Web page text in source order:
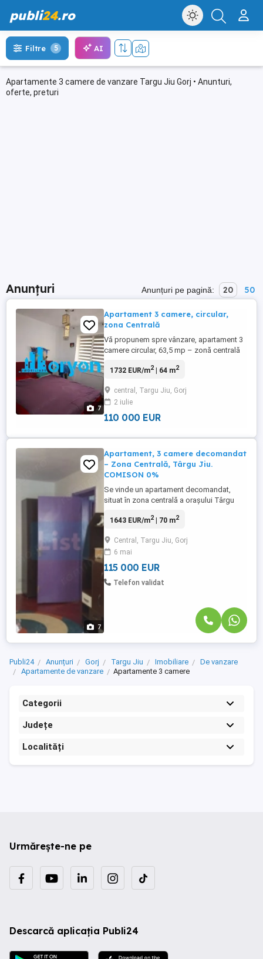
publi24.ro
Apartamente 3 camere de vanzare Targu Jiu Gorj • Anunturi,
oferte, preturi
Filtre 5 AI
Anunțuri Anunțuri pe pagină: 20 50
7
Apartament 3 camere, circular,
zona Centrală
Vă propunem spre vânzare, apartament 3
camere circular, 63,5 mp – zonă centrală
orașului, acest apartament oferă acces
școli, restaurante și zone de agrement.
Ideal pentru locuit sau investiție!
Caracteristici principale: Suprafață ...
1732 EUR/m2| 64 m2
central, Targu Jiu, Gorj
2 iulie
110 000 EUR
7
Apartament, 3 camere decomandat
– Zona Centrală, Târgu Jiu.
COMISON 0%
Se vinde un apartament decomandat,
situat în zona centrală a orașului Târgu
din 4. Suprafață utilă: 70 mp Balcoane: 2
sufragerie; - 2 dormitoare; - bucătărie; -
baie; - 2 debarale; - 2 balcoane.
Apartamentul ...
1643 EUR/m2| 70 m2
Central, Targu Jiu, Gorj
6 mai
115 000 EUR
Telefon validat
Publi24 Anunțuri Gorj Targu Jiu Imobiliare
De vanzare
Apartamente de vanzare
Apartamente 3 camere
Categorii
Județe
Localități
Urmărește-ne pe
Descarcă aplicația Publi24